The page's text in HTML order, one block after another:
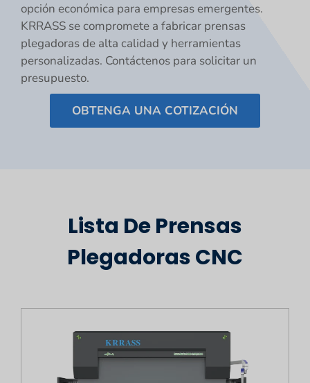
opción económica para empresas emergentes.
KRRASS se compromete a fabricar prensas
plegadoras de alta calidad y herramientas
personalizadas. Contáctenos para solicitar un
presupuesto.
OBTENGA UNA COTIZACIÓN
Lista De Prensas
Plegadoras CNC